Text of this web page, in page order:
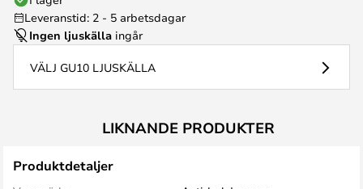
Leveranstid: 2 - 5 arbetsdagar
Ingen ljuskälla ingår
VÄLJ GU10 LJUSKÄLLA
LIKNANDE PRODUKTER
Produktdetaljer